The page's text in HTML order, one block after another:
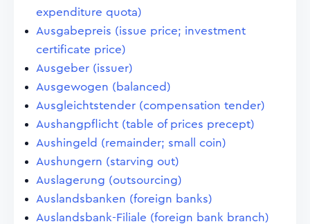
expenditure quota)
Ausgabepreis (issue price; investment
certificate price)
Ausgeber (issuer)
Ausgewogen (balanced)
Ausgleichtstender (compensation tender)
Aushangpflicht (table of prices precept)
Aushingeld (remainder; small coin)
Aushungern (starving out)
Auslagerung (outsourcing)
Auslandsbanken (foreign banks)
Auslandsbank-Filiale (foreign bank branch)